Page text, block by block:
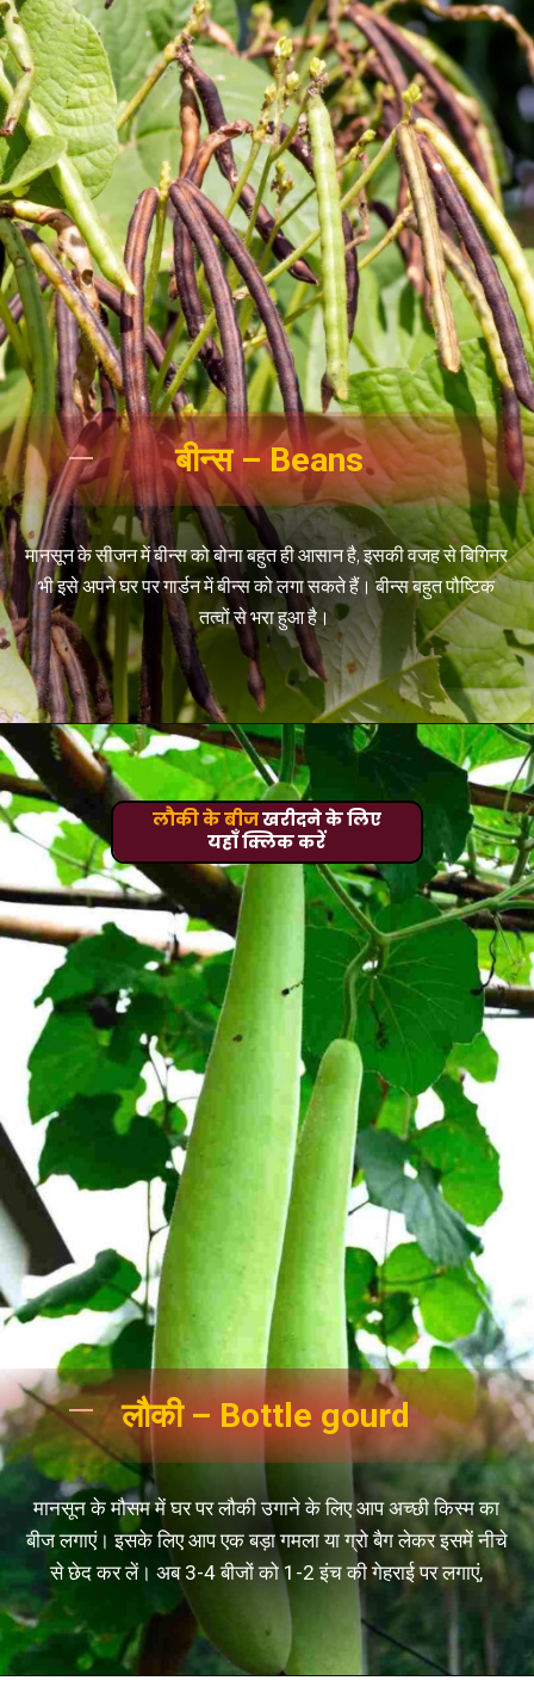
मानसून के सीजन में बीन्स को बोना बहुत ही आसान है, इसकी वजह से बिगिनर
भी इसे अपने घर पर गार्डन में बीन्स को लगा सकते हैं। बीन्स बहुत पौष्टिक
तत्वों से भरा हुआ है।
बीन्स – Beans
मानसून के मौसम में घर पर लौकी उगाने के लिए आप अच्छी किस्म का
बीज लगाएं। इसके लिए आप एक बड़ा गमला या ग्रो बैग लेकर इसमें नीचे
से छेद कर लें। अब 3-4 बीजों को 1-2 इंच की गेहराई पर लगाएं,
लौकी – Bottle gourd
लौकी के बीजखरीदने के लिए
यहाँ क्लिक करें